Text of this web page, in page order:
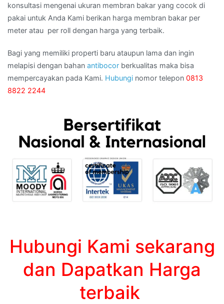
konsultasi mengenai ukuran membran bakar yang cocok di
pakai untuk Anda Kami berikan harga membran bakar per
meter atau per roll dengan harga yang terbaik.
Bagi yang memiliki properti baru ataupun lama dan ingin
melapisi dengan bahan antibocor berkualitas maka bisa
mempercayakan pada Kami. Hubungi nomor telepon 0813
8822 2244
Hubungi Kami sekarang
dan Dapatkan Harga
terbaik